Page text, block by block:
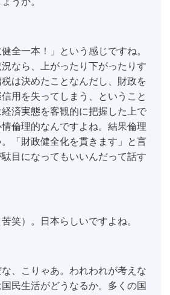
全一本！」という感じですね。
なら、上がったり下がったりす
は決めたことなんだし、財政を
用を失ってしまう、ということ
済実態を客観的に把握した上で
倫理的なんですよね。結果倫理
「財政健全化を貫きます」と言
目になってもいいんだって話す
）。日本らしいですよね。
、こりゃあ。われわれが考えな
民生活がどうなるか。多くの国